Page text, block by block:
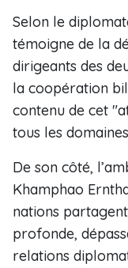
Selon le
témoigne de la
dirigeants des
la coopération
contenu de cet
tous les
De son côté,
Khamphao
nations
profonde,
relations